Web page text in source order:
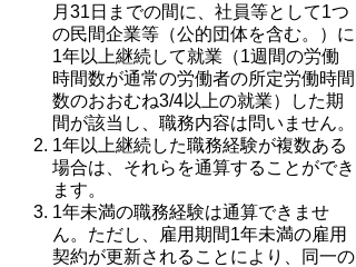
月31日までの間に、社員等として1つ
の民間企業等（公的団体を含む。）に
1年以上継続して就業（1週間の労働
時間数が通常の労働者の所定労働時間
数のおおむね3/4以上の就業）した期
間が該当し、職務内容は問いません。
1年以上継続した職務経験が複数ある
場合は、それらを通算することができ
ます。
1年未満の職務経験は通算できませ
ん。ただし、雇用期間1年未満の雇用
契約が更新されることにより、同一の